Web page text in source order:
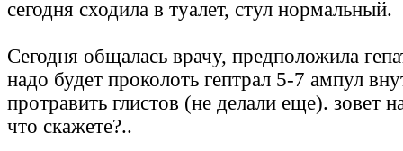
сегодня сходила в туалет, стул нормальный.
Сегодня общалась врачу, предположила
надо будет проколоть гептрал 5-7 ампул
протравить глистов (не делали еще). зовет
что скажете?..